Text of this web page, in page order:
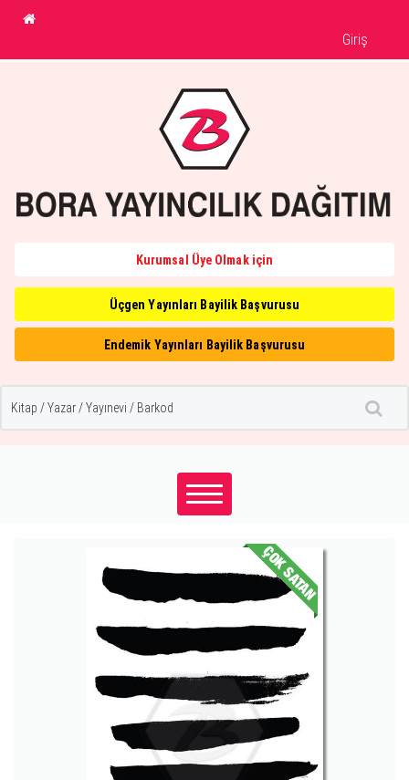
Giriş
Kurumsal Üye Olmak için
Üçgen Yayınları Bayilik Başvurusu
Endemik Yayınları Bayilik Başvurusu